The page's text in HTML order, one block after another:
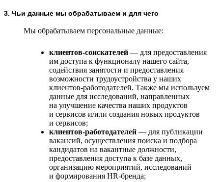
3. Чьи данные мы обрабатываем и для чего
Мы обрабатываем персональные данные:
клиентов-соискателей — для предоставления
им доступа к функционалу нашего сайта,
содействия занятости и предоставления
возможности трудоустройства у наших
клиентов-работодателей. Также мы используем
данные для исследований, направленных
на улучшение качества наших продуктов
и сервисов и/или создания новых продуктов
и сервисов;
клиентов-работодателей — для публикации
вакансий, осуществления поиска и подбора
кандидатов на вакантные должности,
предоставления доступа к базе данных,
организацию мероприятий, исследований
и формирования HR-бренда;